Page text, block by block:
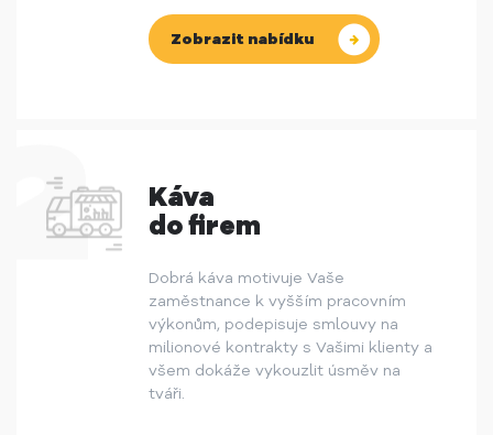
Zobrazit nabídku
Káva
do firem
Dobrá káva motivuje Vaše
zaměstnance k vyšším pracovním
výkonům, podepisuje smlouvy na
milionové kontrakty s Vašimi klienty a
všem dokáže vykouzlit úsměv na
tváři.